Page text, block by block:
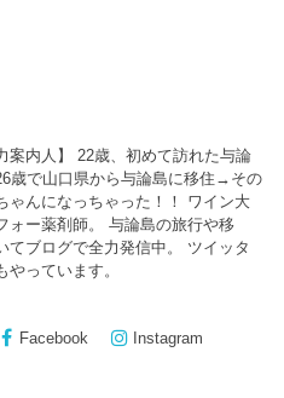
案内人】 22歳、初めて訪れた与論
歳で山口県から与論島に移住→その
ゃんになっちゃった！！ ワイン大
ォー薬剤師。 与論島の旅行や移
てブログで全力発信中。 ツイッタ
っています。
Facebook Instagram